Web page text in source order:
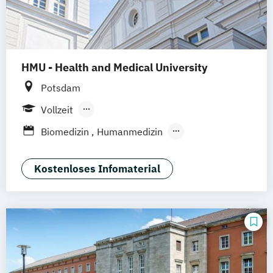
HMU - Health and Medical University
Potsdam
Vollzeit
Berufsbegleitendes Präsenzstudium
Biomedizin
Humanmedizin
Psychotherapie
Kostenloses Infomaterial